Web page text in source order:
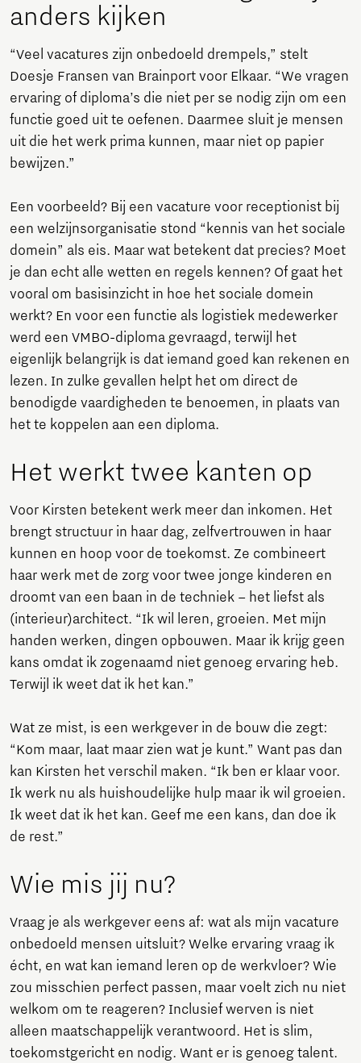
anders kijken
“Veel vacatures zijn onbedoeld drempels,” stelt
Doesje Fransen van Brainport voor Elkaar. “We vragen
ervaring of diploma’s die niet per se nodig zijn om een
functie goed uit te oefenen. Daarmee sluit je mensen
uit die het werk prima kunnen, maar niet op papier
bewijzen.”
Een voorbeeld? Bij een vacature voor receptionist bij
een welzijnsorganisatie stond “kennis van het sociale
domein” als eis. Maar wat betekent dat precies? Moet
je dan echt alle wetten en regels kennen? Of gaat het
vooral om basisinzicht in hoe het sociale domein
werkt? En voor een functie als logistiek medewerker
werd een VMBO-diploma gevraagd, terwijl het
eigenlijk belangrijk is dat iemand goed kan rekenen en
lezen. In zulke gevallen helpt het om direct de
benodigde vaardigheden te benoemen, in plaats van
het te koppelen aan een diploma.
Het werkt twee kanten op
Voor Kirsten betekent werk meer dan inkomen. Het
brengt structuur in haar dag, zelfvertrouwen in haar
kunnen en hoop voor de toekomst. Ze combineert
haar werk met de zorg voor twee jonge kinderen en
droomt van een baan in de techniek – het liefst als
(interieur)architect. “Ik wil leren, groeien. Met mijn
handen werken, dingen opbouwen. Maar ik krijg geen
kans omdat ik zogenaamd niet genoeg ervaring heb.
Terwijl ik weet dat ik het kan.”
Wat ze mist, is een werkgever in de bouw die zegt:
“Kom maar, laat maar zien wat je kunt.” Want pas dan
kan Kirsten het verschil maken. “Ik ben er klaar voor.
Ik werk nu als huishoudelijke hulp maar ik wil groeien.
Ik weet dat ik het kan. Geef me een kans, dan doe ik
de rest.”
Wie mis jij nu?
Vraag je als werkgever eens af: wat als mijn vacature
onbedoeld mensen uitsluit? Welke ervaring vraag ik
écht, en wat kan iemand leren op de werkvloer? Wie
zou misschien perfect passen, maar voelt zich nu niet
welkom om te reageren? Inclusief werven is niet
alleen maatschappelijk verantwoord. Het is slim,
toekomstgericht en nodig. Want er is genoeg talent.